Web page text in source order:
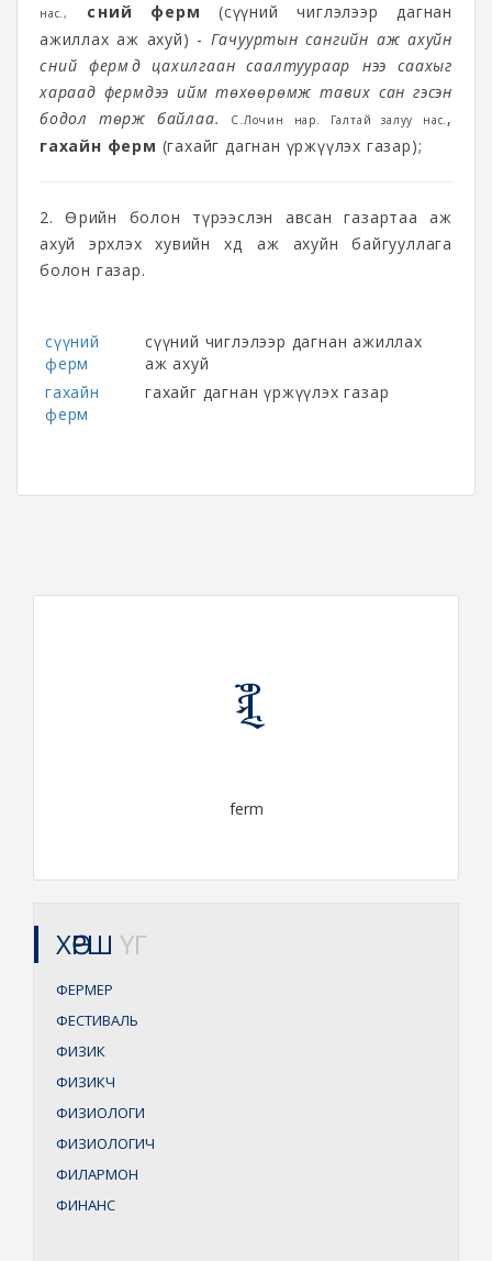
нас.,
сүүний ферм (сүүний чиглэлээр дагнан
ажиллах аж ахуй) - Гачууртын сангийн аж ахуйн
сүүний фермүүд цахилгаан саалтуураар үнээ саахыг
хараад фермдээ ийм төхөөрөмж тавих сан гэсэн
бодол төрж байлаа.
С.Лочин нар. Галтай залуу нас. ,
гахайн ферм (гахайг дагнан үржүүлэх газар);
2. Өөрийн болон түрээслэн авсан газартаа аж
ахуй эрхлэх хувийн хөдөө аж ахуйн байгууллага
болон газар.
сүүний
ферм
сүүний чиглэлээр дагнан ажиллах
аж ахуй
гахайн
ферм
гахайг дагнан үржүүлэх газар
ᠹᠧᠷᠮ
ferm
ХӨРШ ҮГ
ФЕРМЕР
ФЕСТИВАЛЬ
ФИЗИК
ФИЗИКЧ
ФИЗИОЛОГИ
ФИЗИОЛОГИЧ
ФИЛАРМОН
ФИНАНС